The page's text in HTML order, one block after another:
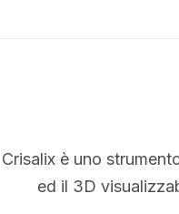
Crisalix è uno
ed il 3D